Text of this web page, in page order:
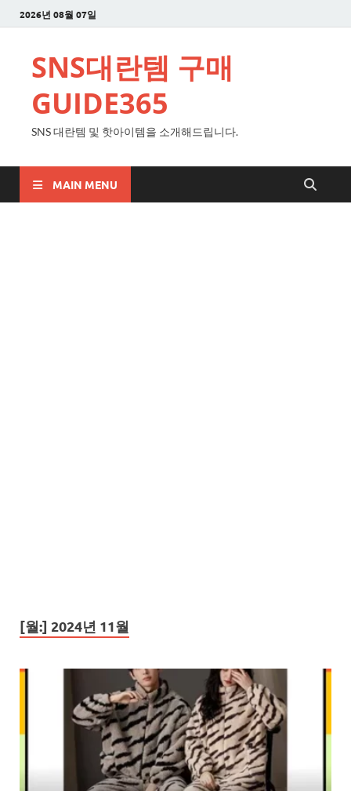
2026년 08월 07일
SNS대란템 구매
GUIDE365
SNS 대란템 및 핫아이템을 소개해드립니다.
MAIN MENU
[월:] 2024년 11월